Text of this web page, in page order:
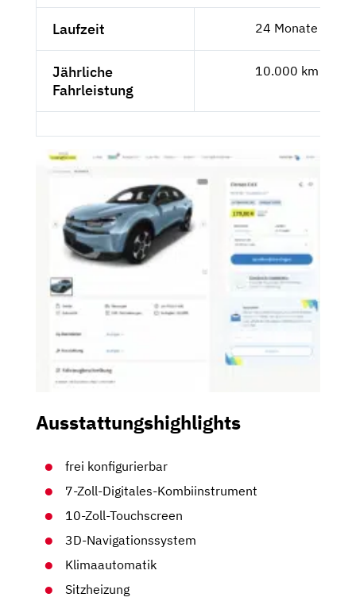
Laufzeit 24 Monate
Jährliche
Fahrleistung
10.000 km
Ausstattungshighlights
frei konfigurierbar
7-Zoll-Digitales-Kombiinstrument
10-Zoll-Touchscreen
3D-Navigationssystem
Klimaautomatik
Sitzheizung